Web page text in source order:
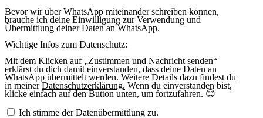
Bevor wir über WhatsApp miteinander schreiben können,
brauche ich deine Einwilligung zur Verwendung und
Übermittlung deiner Daten an WhatsApp.
Wichtige Infos zum Datenschutz:
Mit dem Klicken auf „Zustimmen und Nachricht senden“
erklärst du dich damit einverstanden, dass deine Daten an
WhatsApp übermittelt werden. Weitere Details dazu findest du
in meinerDatenschutzerklärung. Wenn du einverstanden bist,
klicke einfach auf den Button unten, um fortzufahren. 😊
Ich stimme der Datenübermittlung zu.